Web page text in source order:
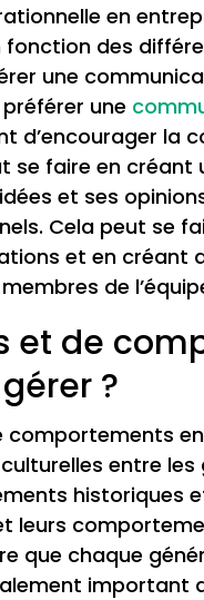
en
des
une
une
d’encourager la
se faire en
et ses
Cela peut se
et en créant
de
et de
?
comportements
entre les
historiques
leurs
que chaque
important